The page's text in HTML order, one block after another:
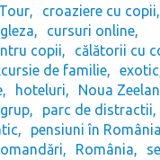
croaziere cu copii
cursuri online
copii
călătorii cu
de familie
exotic
hoteluri
Noua
parc de distractii
pensiuni în România
România